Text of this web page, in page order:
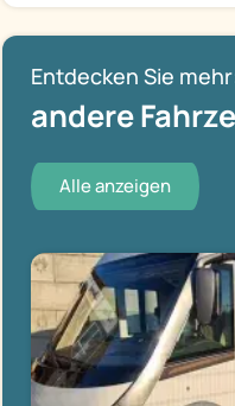
Entdecken Sie
andere
Alle anzeigen